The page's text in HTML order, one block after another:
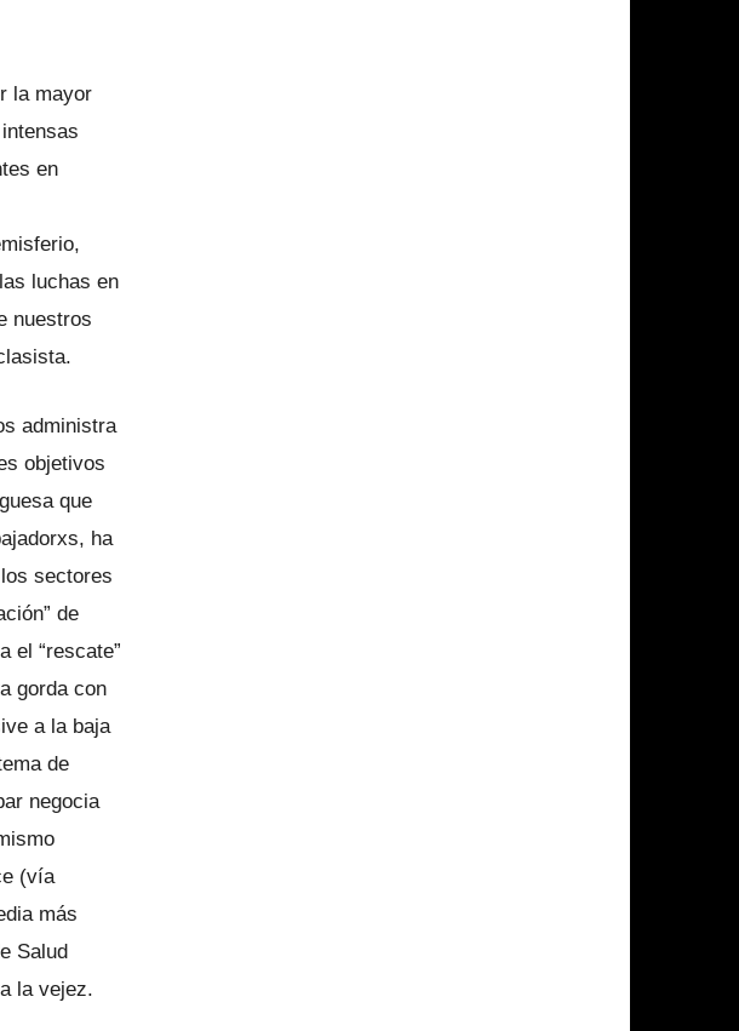
la mayor
en
luchas en
nuestros
administra
objetivos
que
ha
sectores
de
el “rescate”
gorda con
a la baja
de
negocia
(vía
más
Salud
la vejez.